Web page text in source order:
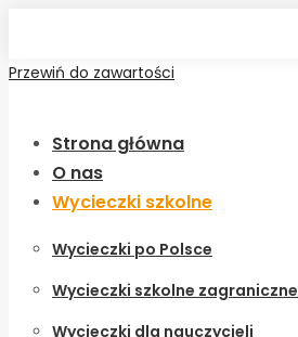
Przewiń do zawartości
Strona główna
O nas
Wycieczki szkolne
Wycieczki po Polsce
Wycieczki szkolne zagraniczne
Wycieczki dla nauczycieli